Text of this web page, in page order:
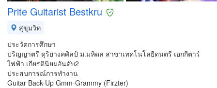
Prite Guitarist Bestkru
สุขุมวิท
ประวัตการศึกษา
ปริญญาตรี ดุริยางคศิลป์ ม.มหิดล สาขาเทคโนโลยีดนตรี เอกกีตาร์
ไฟฟ้า เกียรตินิยมอันดับ2
ประสบการณ์การทำงาน
Guitar Back-Up Gmm-Grammy (Firzter)